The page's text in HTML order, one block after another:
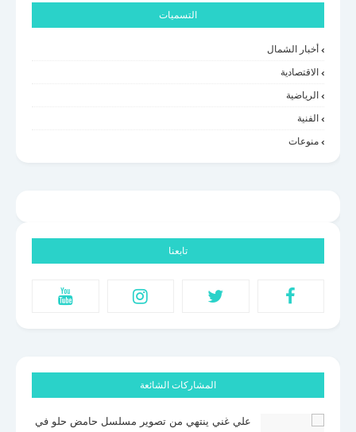
التسميات
أخبار الشمال
الاقتصادية
الرياضية
الفنية
منوعات
تابعنا
المشاركات الشائعة
علي غني ينتهي من تصوير مسلسل حامض حلو في